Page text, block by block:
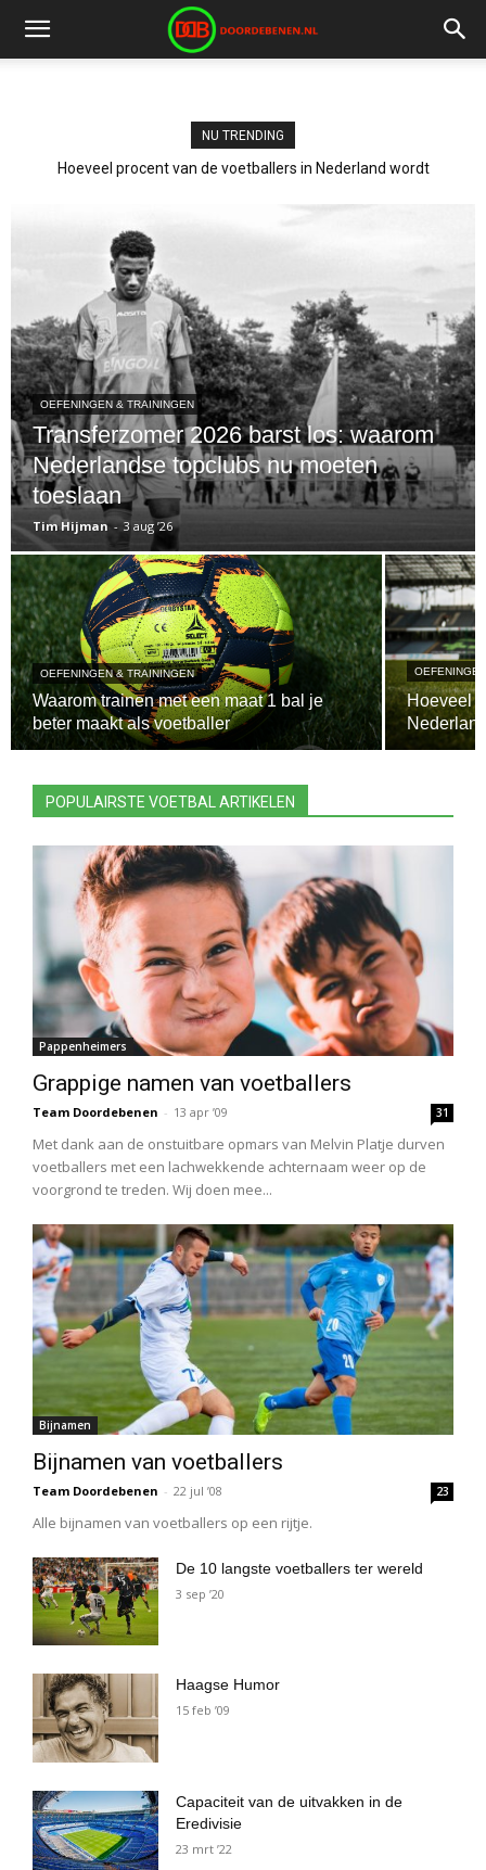
NU TRENDING
Hoeveel procent van de voetballers in Nederland wordt
OEFENINGEN & TRAININGEN
Transferzomer 2026 barst los: waarom
Nederlandse topclubs nu moeten
toeslaan
Tim Hijman - 3 aug ’26
OEFENINGEN & TRAININGEN
Waarom trainen met een maat 1 bal je
beter maakt als voetballer
Hoeveel
POPULAIRSTE VOETBAL ARTIKELEN
Pappenheimers
Grappige namen van voetballers
Team Doordebenen - 13 apr ’09 31
Met dank aan de onstuitbare opmars van Melvin Platje durven
voetballers met een lachwekkende achternaam weer op de
voorgrond te treden. Wij doen mee...
Bijnamen
Bijnamen van voetballers
Team Doordebenen - 22 jul ’08 23
Alle bijnamen van voetballers op een rijtje.
De 10 langste voetballers ter wereld
3 sep ’20
Haagse Humor
15 feb ’09
Capaciteit van de uitvakken in de
Eredivisie
23 mrt ’22